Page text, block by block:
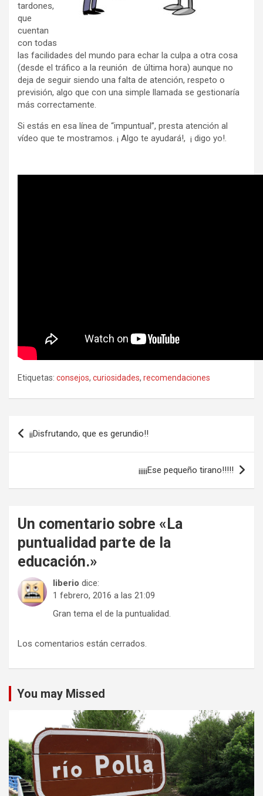
tardones,
que
cuentan
con todas
las facilidades del mundo para echar la culpa a otra cosa
(desde el tráfico a la reunión de última hora) aunque no
deja de seguir siendo una falta de atención, respeto o
previsión, algo que con una simple llamada se gestionaría
más correctamente.
Si estás en esa línea de “impuntual”, presta atención al
vídeo que te mostramos. ¡ Algo te ayudará!, ¡ digo yo!.
Etiquetas: consejos, curiosidades, recomendaciones
Navegación
de
¡¡Disfrutando, que es gerundio!!
¡¡¡¡¡Ese pequeño tirano!!!!!
Un comentario sobre « La
puntualidad parte de la
educación.»
liberio dice:
1 febrero, 2016 a las 21:09
Gran tema el de la puntualidad.
Los comentarios están cerrados.
You may Missed